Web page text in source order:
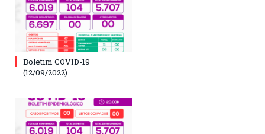
Boletim COVID-19
(12/09/2022)